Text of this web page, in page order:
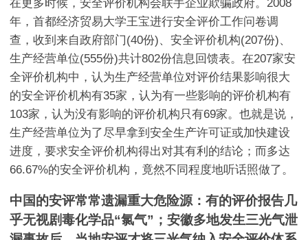
在更多时候，安全评价机构会联手企业欺骗政府。2008
年，首都经济贸易大学王宝进行安全评价工作问卷调
查，收到来自政府部门(40份)、安全评价机构(207份)、
生产经营单位(555份)共计802份信息回馈表。在207家安
全评价机构中，认为生产经营单位对评价结果影响很大
的安全评价机构有35家，认为有一些影响的评价机构有
103家，认为没有影响的评价机构只有69家。也就是说，
生产经营单位为了尽早拿到安全生产许可证或加快建设
进度，要求安全评价机构得出对其有利的结论；而多达
66.67%的安全评价机构，竟然不同程度地听话照做了。
中国的安评常常遗漏重大危险源：有的评价报告几
乎无视剧毒化学品“氯气”；安徽多地发生三光气泄